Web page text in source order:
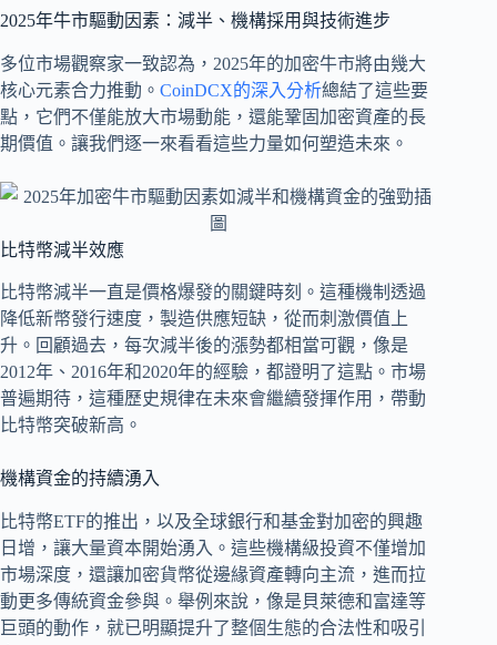
2025年牛市驅動因素：減半、機構採用與技術進步
多位市場觀察家一致認為，2025年的加密牛市將由幾大
核心元素合力推動。 CoinDCX的深入分析總結了這些要
點，它們不僅能放大市場動能，還能鞏固加密資產的長
期價值。讓我們逐一來看看這些力量如何塑造未來。
比特幣減半效應
比特幣減半一直是價格爆發的關鍵時刻。這種機制透過
降低新幣發行速度，製造供應短缺，從而刺激價值上
升。回顧過去，每次減半後的漲勢都相當可觀，像是
2012年、2016年和2020年的經驗，都證明了這點。市場
普遍期待，這種歷史規律在未來會繼續發揮作用，帶動
比特幣突破新高。
機構資金的持續湧入
比特幣ETF的推出，以及全球銀行和基金對加密的興趣
日增，讓大量資本開始湧入。這些機構級投資不僅增加
市場深度，還讓加密貨幣從邊緣資產轉向主流，進而拉
動更多傳統資金參與。舉例來說，像是貝萊德和富達等
巨頭的動作，就已明顯提升了整個生態的合法性和吸引